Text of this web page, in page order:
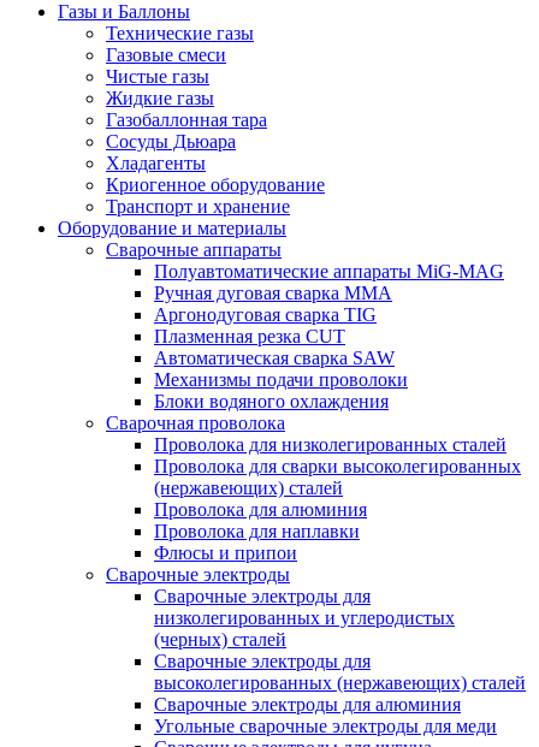
Газы и Баллоны
Технические газы
Газовые смеси
Чистые газы
Жидкие газы
Газобаллонная тара
Сосуды Дьюара
Хладагенты
Криогенное оборудование
Транспорт и хранение
Оборудование и материалы
Сварочные аппараты
Полуавтоматические аппараты MiG-MAG
Ручная дуговая сварка MMA
Аргонодуговая сварка TIG
Плазменная резка CUT
Автоматическая сварка SAW
Механизмы подачи проволоки
Блоки водяного охлаждения
Сварочная проволока
Проволока для низколегированных сталей
Проволока для сварки высоколегированных
(нержавеющих) сталей
Проволока для алюминия
Проволока для наплавки
Флюсы и припои
Сварочные электроды
Сварочные электроды для
низколегированных и углеродистых
(черных) сталей
Сварочные электроды для
высоколегированных (нержавеющих) сталей
Сварочные электроды для алюминия
Угольные сварочные электроды для меди